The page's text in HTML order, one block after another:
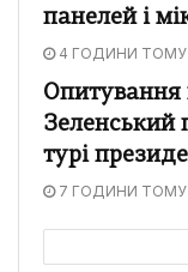
панелей і
4 ГОДИНИ ТОМУ
Опитування
Зеленський
турі
7 ГОДИНИ ТОМУ